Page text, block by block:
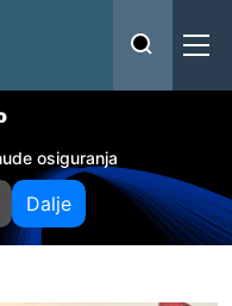
osiguranja
Dalje